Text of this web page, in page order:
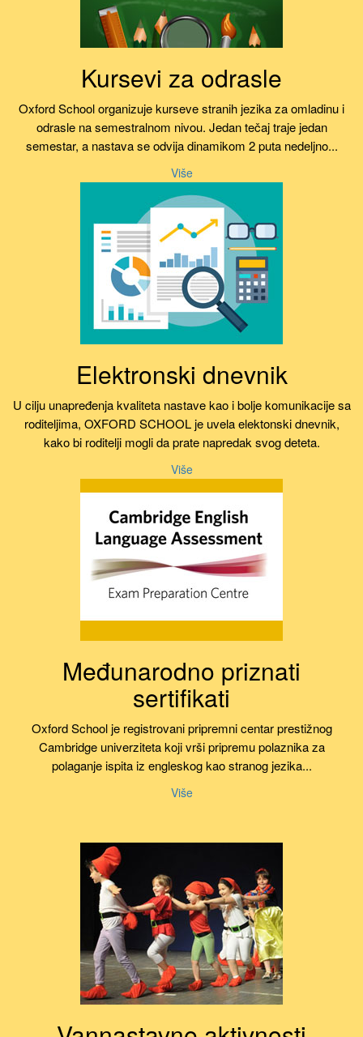
Kursevi za odrasle
Oxford School organizuje kurseve stranih jezika za omladinu i
odrasle na semestralnom nivou. Jedan tečaj traje jedan
semestar, a nastava se odvija dinamikom 2 puta nedeljno...
Više
Elektronski dnevnik
U cilju unapređenja kvaliteta nastave kao i bolje komunikacije sa
roditeljima, OXFORD SCHOOL je uvela elektonski dnevnik,
kako bi roditelji mogli da prate napredak svog deteta.
Više
Međunarodno priznati
sertifikati
Oxford School je registrovani pripremni centar prestižnog
Cambridge univerziteta koji vrši pripremu polaznika za
polaganje ispita iz engleskog kao stranog jezika...
Više